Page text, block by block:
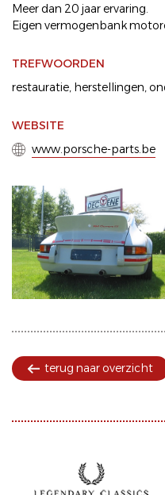
Meer dan 20 jaar ervaring.
Eigen vermogenbank
TREFWOORDEN
restauratie, herstellingen,
WEBSITE
www.porsche-parts.be
terug naar overzicht